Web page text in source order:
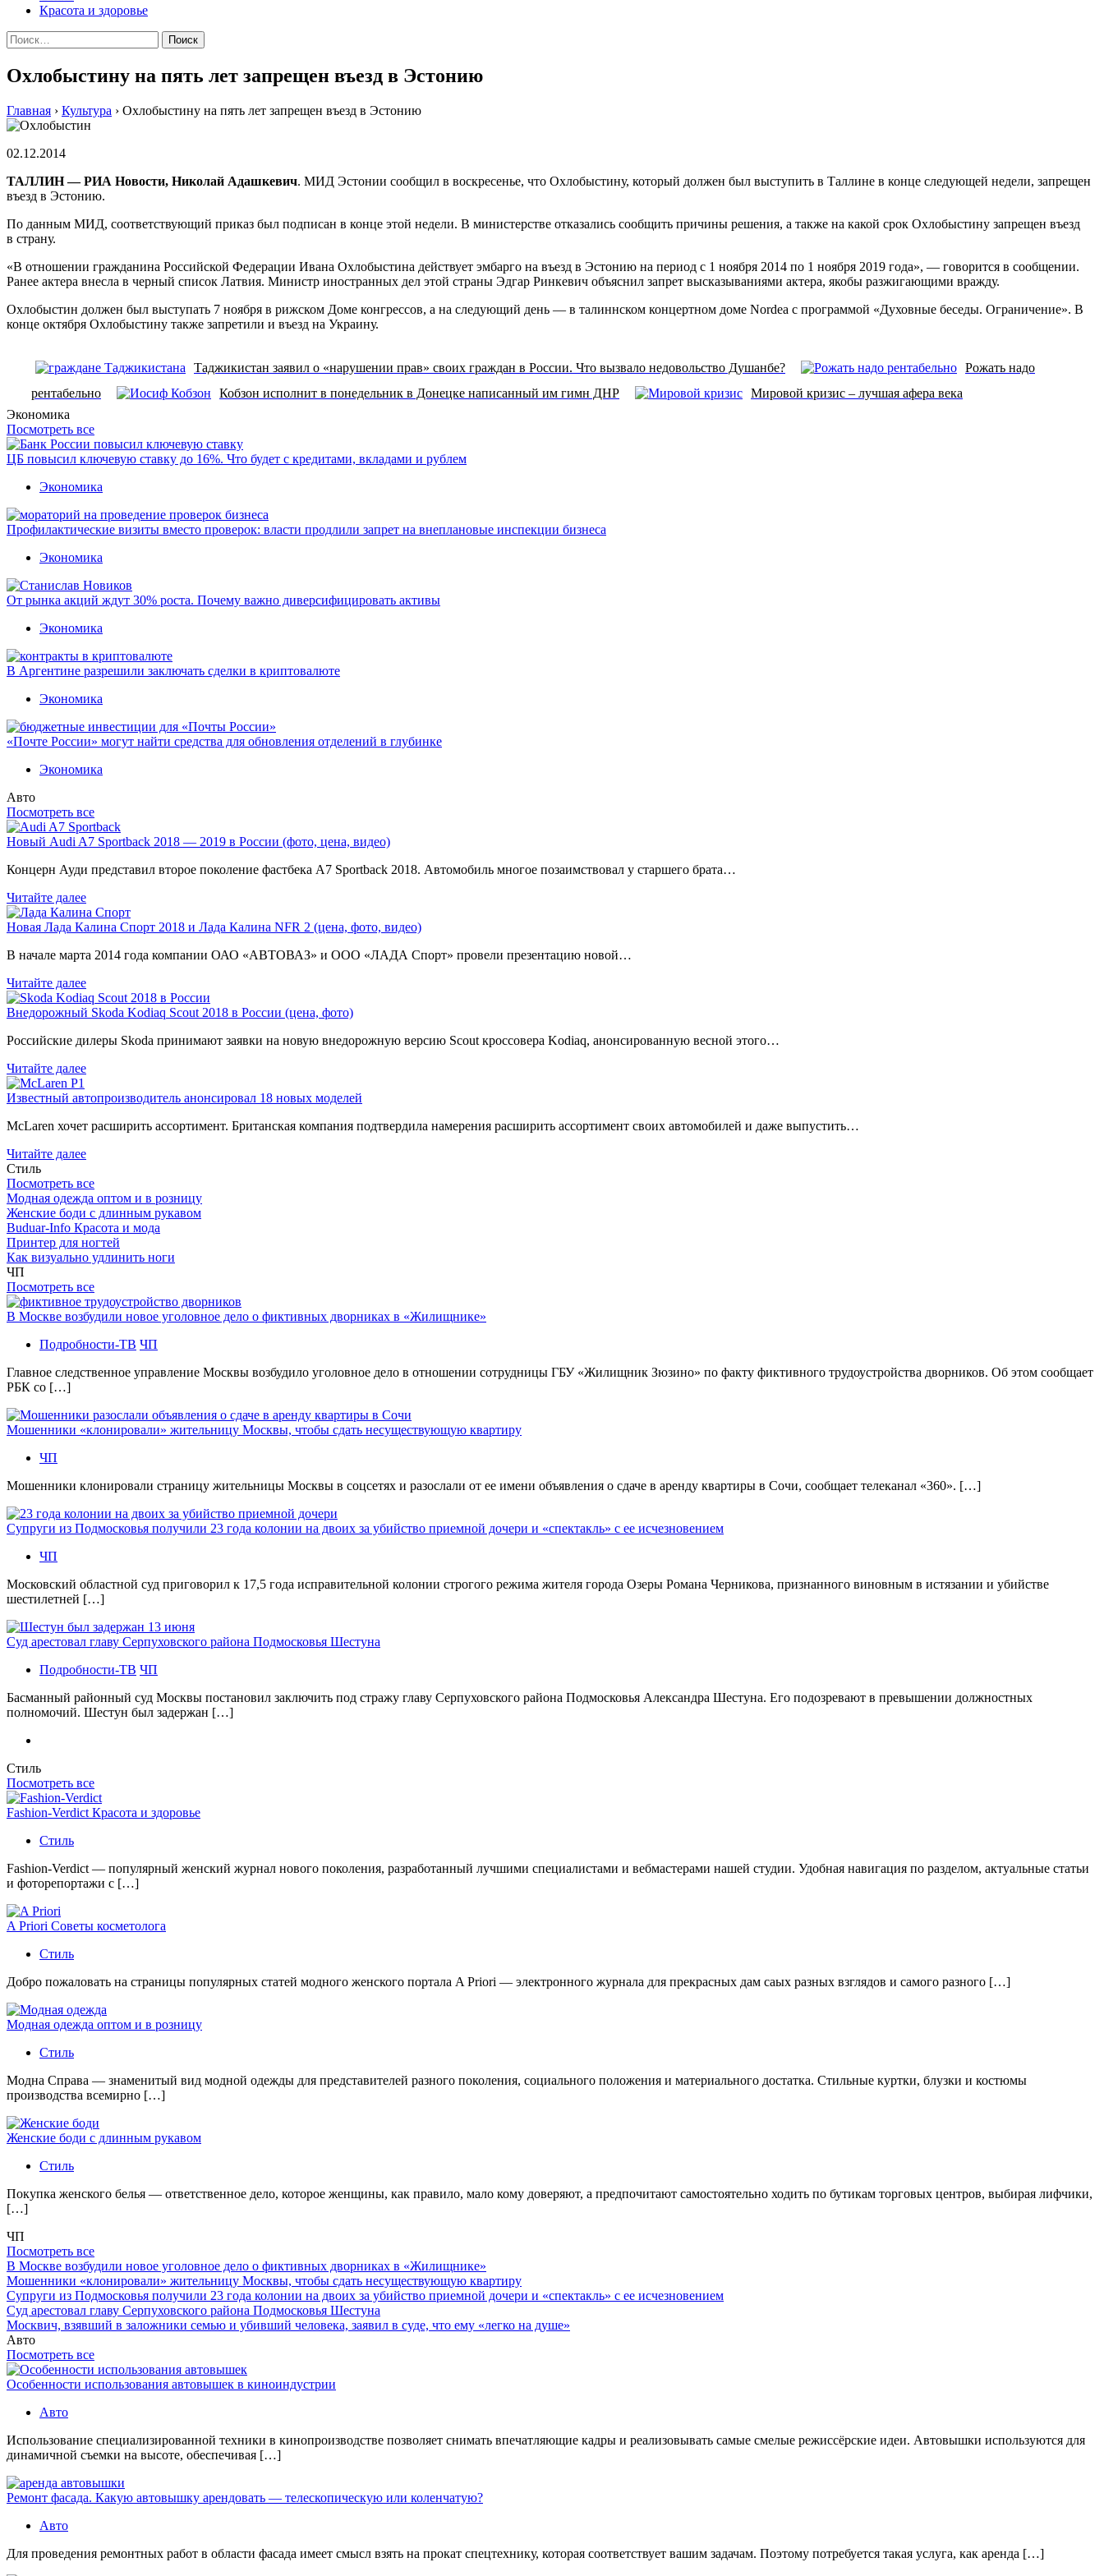
Красота и здоровье
Найти:
Охлобыстину на пять лет запрещен въезд в Эстонию
Главная › Культура › Охлобыстину на пять лет запрещен въезд в Эстонию
02.12.2014
ТАЛЛИН — РИА Новости, Николай Адашкевич. МИД Эстонии сообщил в воскресенье, что Охлобыстину, который должен был выступить в Таллине в конце следующей недели, запрещен
въезд в Эстонию.
По данным МИД, соответствующий приказ был подписан в конце этой недели. В министерстве отказались сообщить причины решения, а также на какой срок Охлобыстину запрещен въезд
в страну.
«В отношении гражданина Российской Федерации Ивана Охлобыстина действует эмбарго на въезд в Эстонию на период с 1 ноября 2014 по 1 ноября 2019 года», — говорится в сообщении.
Ранее актера внесла в черный список Латвия. Министр иностранных дел этой страны Эдгар Ринкевич объяснил запрет высказываниями актера, якобы разжигающими вражду.
Охлобыстин должен был выступать 7 ноября в рижском Доме конгрессов, а на следующий день — в талиннском концертном доме Nordea с программой «Духовные беседы. Ограничение». В
конце октября Охлобыстину также запретили и въезд на Украину.
Таджикистан заявил о «нарушении прав» своих граждан в России. Что вызвало недовольство Душанбе?
Рожать надо
рентабельно
Кобзон исполнит в понедельник в Донецке написанный им гимн ДНР
Мировой кризис – лучшая афера века
Экономика
Посмотреть все
ЦБ повысил ключевую ставку до 16%. Что будет с кредитами, вкладами и рублем
Экономика
Профилактические визиты вместо проверок: власти продлили запрет на внеплановые инспекции бизнеса
Экономика
От рынка акций ждут 30% роста. Почему важно диверсифицировать активы
Экономика
В Аргентине разрешили заключать сделки в криптовалюте
Экономика
«Почте России» могут найти средства для обновления отделений в глубинке
Экономика
Авто
Посмотреть все
Новый Audi A7 Sportback 2018 — 2019 в России (фото, цена, видео)
Концерн Ауди представил второе поколение фастбека A7 Sportback 2018. Автомобиль многое позаимствовал у старшего брата…
Читайте далее
Новая Лада Калина Спорт 2018 и Лада Калина NFR 2 (цена, фото, видео)
В начале марта 2014 года компании ОАО «АВТОВАЗ» и ООО «ЛАДА Спорт» провели презентацию новой…
Читайте далее
Внедорожный Skoda Kodiaq Scout 2018 в России (цена, фото)
Российские дилеры Skoda принимают заявки на новую внедорожную версию Scout кроссовера Kodiaq, анонсированную весной этого…
Читайте далее
Известный автопроизводитель анонсировал 18 новых моделей
McLaren хочет расширить ассортимент. Британская компания подтвердила намерения расширить ассортимент своих автомобилей и даже выпустить…
Читайте далее
Стиль
Посмотреть все
Модная одежда оптом и в розницу
Женские боди с длинным рукавом
Buduar-Info Красота и мода
Принтер для ногтей
Как визуально удлинить ноги
ЧП
Посмотреть все
В Москве возбудили новое уголовное дело о фиктивных дворниках в «Жилищнике»
Подробности-ТВ ЧП
Главное следственное управление Москвы возбудило уголовное дело в отношении сотрудницы ГБУ «Жилищник Зюзино» по факту фиктивного трудоустройства дворников. Об этом сообщает
РБК со […]
Мошенники «клонировали» жительницу Москвы, чтобы сдать несуществующую квартиру
ЧП
Мошенники клонировали страницу жительницы Москвы в соцсетях и разослали от ее имени объявления о сдаче в аренду квартиры в Сочи, сообщает телеканал «360». […]
Супруги из Подмосковья получили 23 года колонии на двоих за убийство приемной дочери и «спектакль» с ее исчезновением
ЧП
Московский областной суд приговорил к 17,5 года исправительной колонии строгого режима жителя города Озеры Романа Черникова, признанного виновным в истязании и убийстве
шестилетней […]
Суд арестовал главу Серпуховского района Подмосковья Шестуна
Подробности-ТВ ЧП
Басманный районный суд Москвы постановил заключить под стражу главу Серпуховского района Подмосковья Александра Шестуна. Его подозревают в превышении должностных
полномочий. Шестун был задержан […]
Стиль
Посмотреть все
Fashion-Verdict Красота и здоровье
Стиль
Fashion-Verdict — популярный женский журнал нового поколения, разработанный лучшими специалистами и вебмастерами нашей студии. Удобная навигация по разделом, актуальные статьи
и фоторепортажи с […]
A Priori Советы косметолога
Стиль
Добро пожаловать на страницы популярных статей модного женского портала A Priori — электронного журнала для прекрасных дам саых разных взглядов и самого разного […]
Модная одежда оптом и в розницу
Стиль
Модна Справа — знаменитый вид модной одежды для представителей разного поколения, социального положения и материального достатка. Стильные куртки, блузки и костюмы
производства всемирно […]
Женские боди с длинным рукавом
Стиль
Покупка женского белья — ответственное дело, которое женщины, как правило, мало кому доверяют, а предпочитают самостоятельно ходить по бутикам торговых центров, выбирая лифчики,
[…]
ЧП
Посмотреть все
В Москве возбудили новое уголовное дело о фиктивных дворниках в «Жилищнике»
Мошенники «клонировали» жительницу Москвы, чтобы сдать несуществующую квартиру
Супруги из Подмосковья получили 23 года колонии на двоих за убийство приемной дочери и «спектакль» с ее исчезновением
Суд арестовал главу Серпуховского района Подмосковья Шестуна
Москвич, взявший в заложники семью и убивший человека, заявил в суде, что ему «легко на душе»
Авто
Посмотреть все
Особенности использования автовышек в киноиндустрии
Авто
Использование специализированной техники в кинопроизводстве позволяет снимать впечатляющие кадры и реализовывать самые смелые режиссёрские идеи. Автовышки используются для
динамичной съемки на высоте, обеспечивая […]
Ремонт фасада. Какую автовышку арендовать — телескопическую или коленчатую?
Авто
Для проведения ремонтных работ в области фасада имеет смысл взять на прокат спецтехнику, которая соответствует вашим задачам. Поэтому потребуется такая услуга, как аренда […]